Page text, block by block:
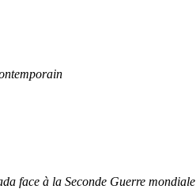
face à la Seconde Guerre mondiale